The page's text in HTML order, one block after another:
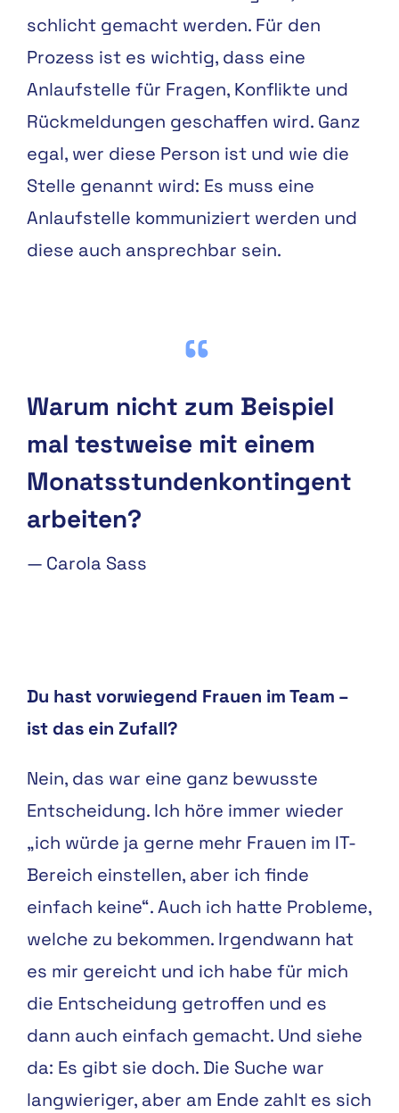
schlicht gemacht werden. Für den
Prozess ist es wichtig, dass eine
Anlaufstelle für Fragen, Konflikte und
Rückmeldungen geschaffen wird. Ganz
egal, wer diese Person ist und wie die
Stelle genannt wird: Es muss eine
Anlaufstelle kommuniziert werden und
diese auch ansprechbar sein.
Warum nicht zum Beispiel
mal testweise mit einem
Monatsstundenkontingent
arbeiten?
— Carola Sass
Du hast vorwiegend Frauen im Team –
ist das ein Zufall?
Nein, das war eine ganz bewusste
Entscheidung. Ich höre immer wieder
„ich würde ja gerne mehr Frauen im IT-
Bereich einstellen, aber ich finde
einfach keine“. Auch ich hatte Probleme,
welche zu bekommen. Irgendwann hat
es mir gereicht und ich habe für mich
die Entscheidung getroffen und es
dann auch einfach gemacht. Und siehe
da: Es gibt sie doch. Die Suche war
langwieriger, aber am Ende zahlt es sich